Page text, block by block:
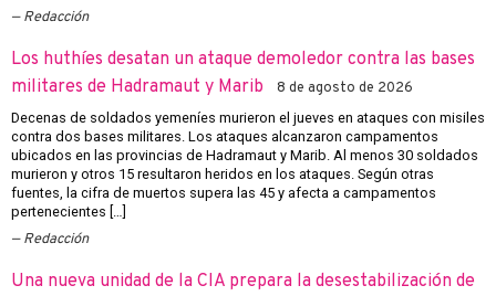
Redacción
Los huthíes desatan un ataque demoledor contra las bases
militares de Hadramaut y Marib
8 de agosto de 2026
Decenas de soldados yemeníes murieron el jueves en ataques con misiles
contra dos bases militares. Los ataques alcanzaron campamentos
ubicados en las provincias de Hadramaut y Marib. Al menos 30 soldados
murieron y otros 15 resultaron heridos en los ataques. Según otras
fuentes, la cifra de muertos supera las 45 y afecta a campamentos
pertenecientes […]
Redacción
Una nueva unidad de la CIA prepara la desestabilización de